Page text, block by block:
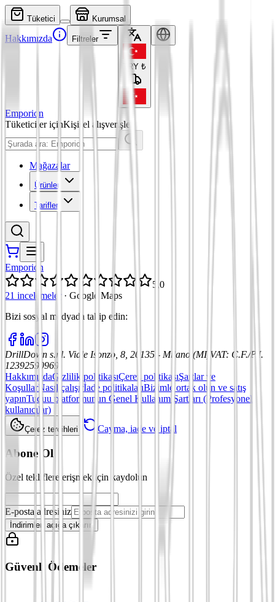
Tüketici Kurumsal
Hakkımızda Filtreler
TRY ₺
Emporion
Tüketiciler içinKişisel alışverişler
Mağazalar
Ürünler
Tarifler
Emporion
5,0
21 incelemeler
· Google Maps
Bizi sosyal medyada takip edin:
DrillDown s.r.l. Viale Isonzo, 8, 20135 - Milano (MI) VAT: C.F./P.I.
12392590969
HakkımızdaGizlilik politikasıÇerez politikasıŞartlar ve
KoşullarNasıl çalışırİade politikalarıBizimle ortak olun ve satış
yapınTuduu platformunun Genel Kullanım Şartları (Profesyonel
kullanıcılar)
Çerez tercihleri Cayma, iade ve iptal
Abone Ol
Özel tekliflere erişmek için kaydolun
E-posta adresiniz
İndirimleri açığa çıkarın
Güvenli Ödemeler